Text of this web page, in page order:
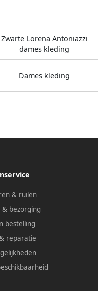
Zwarte Lorena Antoniazzi
dames kleding
Dames kleding
& ruilen
& bezorging
bestelling
reparatie